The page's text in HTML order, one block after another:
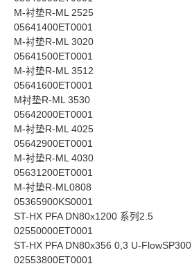
M-衬垫R-ML 2525
05641400ET0001
M-衬垫R-ML 3020
05641500ET0001
M-衬垫R-ML 3512
05641600ET0001
M衬垫R-ML 3530
05642000ET0001
M-衬垫R-ML 4025
05642900ET0001
M-衬垫R-ML 4030
05631200ET0001
M-衬垫R-ML0808
05365900KS0001
ST-HX PFA DN80x1200 系列2.5
02550000ET0001
ST-HX PFA DN80x356 0,3 U-FlowSP300
02553800ET0001